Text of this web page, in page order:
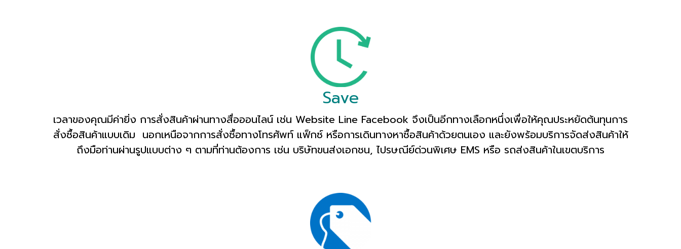
Save
เวลาของคุณมีค่ายิ่ง การสั่งสินค้าผ่านทางสื่อออนไลน์ เช่น Website Line Facebook จึงเป็นอีกทางเลือกหนึ่งเพื่อให้คุณประหยัดต้นทุนการ
สั่งซื้อสินค้าแบบเดิม นอกเหนือจากการสั่งซื้อทางโทรศัพท์ แฟ็กซ์ หรือการเดินทางหาซื้อสินค้าด้วยตนเอง และยังพร้อมบริการจัดส่งสินค้าให้
ถึงมือท่านผ่านรูปแบบต่าง ๆ ตามที่ท่านต้องการ เช่น บริษัทขนส่งเอกชน, ไปรษณีย์ด่วนพิเศษ EMS หรือ รถส่งสินค้าในเขตบริการ